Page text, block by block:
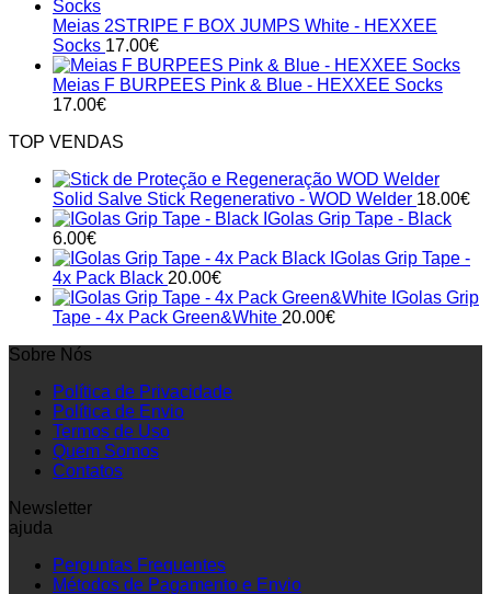
Meias 2STRIPE F BOX JUMPS White - HEXXEE
Socks 17.00€
Meias F BURPEES Pink & Blue - HEXXEE Socks
17.00€
TOP VENDAS
Solid Salve Stick Regenerativo - WOD Welder 18.00€
IGolas Grip Tape - Black
6.00€
IGolas Grip Tape -
4x Pack Black 20.00€
IGolas Grip
Tape - 4x Pack Green&White 20.00€
Sobre Nós
Política de Privacidade
Política de Envio
Termos de Uso
Quem Somos
Contatos
Newsletter
ajuda
Perguntas Frequentes
Métodos de Pagamento e Envio